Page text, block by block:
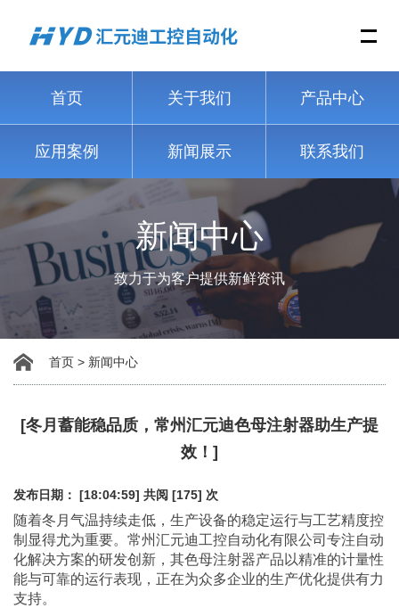
首页 关于我们 产品中心
应用案例 新闻展示 联系我们
新闻中心
致力于为客户提供新鲜资讯
首页 > 新闻中心
[冬月蓄能稳品质，常州汇元迪色母注射器助生产提
效！]
发布日期： [18:04:59] 共阅 [175] 次
随着冬月气温持续走低，生产设备的稳定运行与工艺精度控
制显得尤为重要。常州汇元迪工控自动化有限公司专注自动
化解决方案的研发创新，其色母注射器产品以精准的计量性
能与可靠的运行表现，正在为众多企业的生产优化提供有力
支持。